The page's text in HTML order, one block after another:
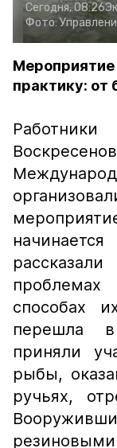
Сегодня, 08:26
Фото:
практику: от
способах
перешла
приняли
рыбы,
ручьях,